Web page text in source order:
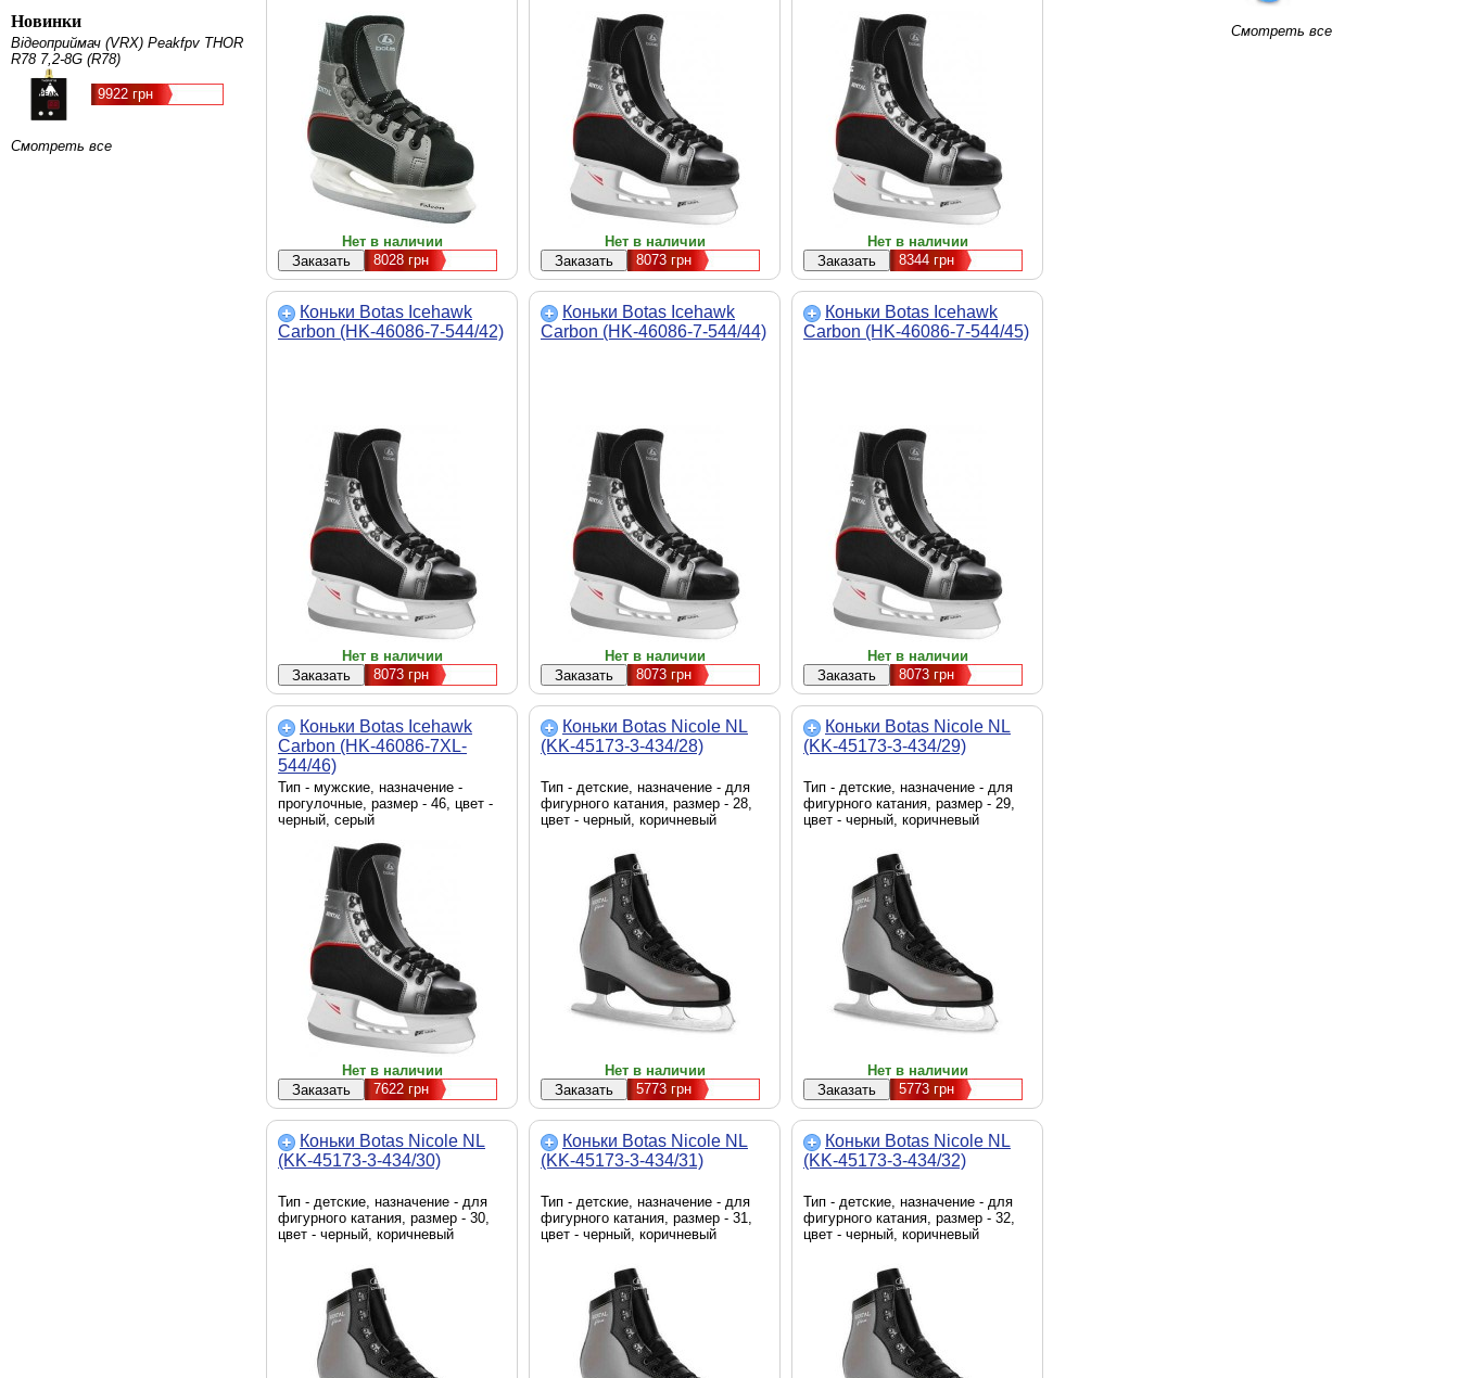
Новинки
Відеоприймач (VRX) Peakfpv THOR
R78 7,2-8G (R78)
9922 грн
Смотреть все
Нет в наличии
8028 грн
Нет в наличии
8073 грн
Нет в наличии
8344 грн
Коньки Botas Icehawk
Carbon (HK-46086-7-544/42)
Нет в наличии
8073 грн
Коньки Botas Icehawk
Carbon (HK-46086-7-544/44)
Нет в наличии
8073 грн
Коньки Botas Icehawk
Carbon (HK-46086-7-544/45)
Нет в наличии
8073 грн
Коньки Botas Icehawk
Carbon (HK-46086-7XL-
544/46)
Тип - мужские, назначение -
прогулочные, размер - 46, цвет -
черный, серый
Нет в наличии
7622 грн
Коньки Botas Nicole NL
(KK-45173-3-434/28)
Тип - детские, назначение - для
фигурного катания, размер - 28,
цвет - черный, коричневый
Нет в наличии
5773 грн
Коньки Botas Nicole NL
(KK-45173-3-434/29)
Тип - детские, назначение - для
фигурного катания, размер - 29,
цвет - черный, коричневый
Нет в наличии
5773 грн
Коньки Botas Nicole NL
(KK-45173-3-434/30)
Тип - детские, назначение - для
фигурного катания, размер - 30,
цвет - черный, коричневый
Коньки Botas Nicole NL
(KK-45173-3-434/31)
Тип - детские, назначение - для
фигурного катания, размер - 31,
цвет - черный, коричневый
Коньки Botas Nicole NL
(KK-45173-3-434/32)
Тип - детские, назначение - для
фигурного катания, размер - 32,
цвет - черный, коричневый
Смотреть все